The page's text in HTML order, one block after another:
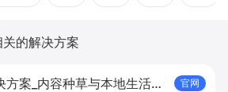
关的解决方案
方案_内容种草与本地生活转
官网